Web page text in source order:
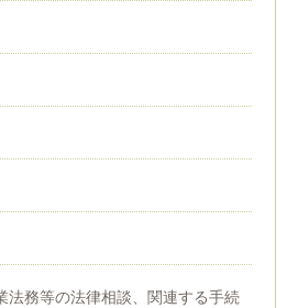
法務等の法律相談、関連する手続